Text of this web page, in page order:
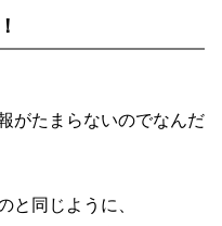
がたまらないのでなんだ
と同じように、